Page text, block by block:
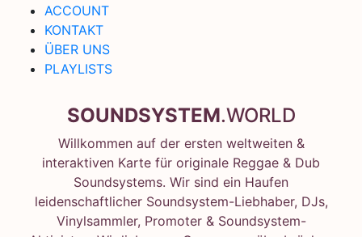
ACCOUNT
KONTAKT
ÜBER UNS
PLAYLISTS
SOUNDSYSTEM.WORLD
Willkommen auf der ersten weltweiten &
interaktiven Karte für originale Reggae & Dub
Soundsystems. Wir sind ein Haufen
leidenschaftlicher Soundsystem-Liebhaber, DJs,
Vinylsammler, Promoter & Soundsystem-